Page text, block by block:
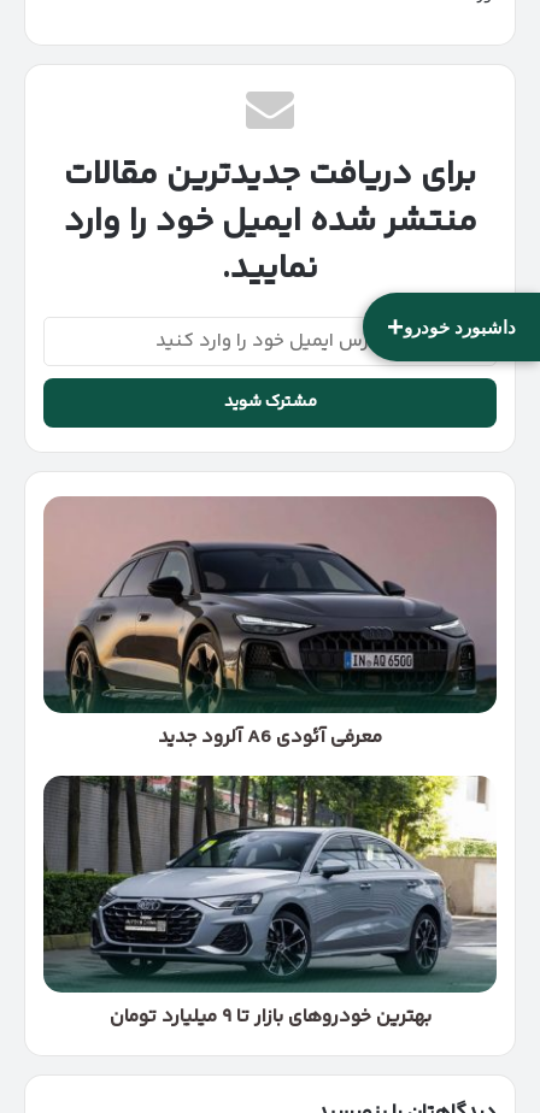
+داشبورد خودرو
برای دریافت جدیدترین مقالات
منتشر شده ایمیل خود را وارد
نمایید.
آدرس
خود
وارد
کنید
معرفی
معرفی آئودی A6 آلرود جدید
بهترین
خودروهای
بازار
تا
میلیارد
تومان
بهترین خودروهای بازار تا ۹ میلیارد تومان